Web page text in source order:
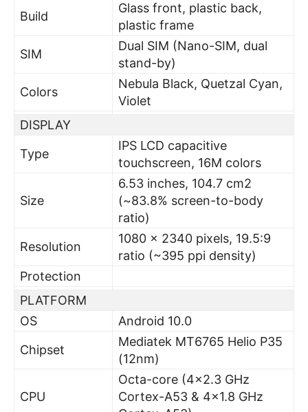
Build
Glass front, plastic back,
plastic frame
SIM
Dual SIM (Nano-SIM, dual
stand-by)
Colors
Nebula Black, Quetzal Cyan,
Violet
DISPLAY
Type
IPS LCD capacitive
touchscreen, 16M colors
Size
6.53 inches, 104.7 cm2
(~83.8% screen-to-body
ratio)
Resolution
1080 x 2340 pixels, 19.5:9
ratio (~395 ppi density)
Protection
PLATFORM
OS
Android 10.0
Chipset
Mediatek MT6765 Helio P35
(12nm)
CPU
Octa-core (4×2.3 GHz
Cortex-A53 & 4×1.8 GHz